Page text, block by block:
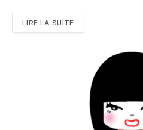
LIRE LA SUITE